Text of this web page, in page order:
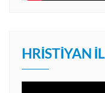
HRISTIYAN